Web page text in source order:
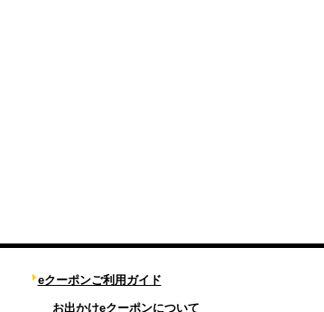
eクーポンご利用ガイド
お出かけeクーポンについて